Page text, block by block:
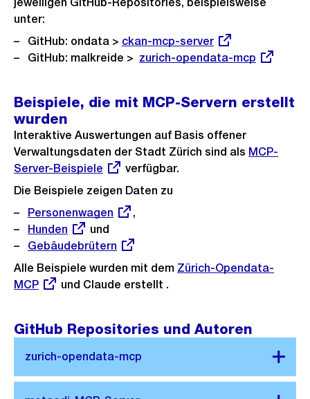
unter:
GitHub: ondata > Externer
Link:
ckan-mcp-server
GitHub: malkreide > Externer
zurich-opendata-mcp
Beispiele, die mit MCP-Servern erstellt
wurden
Interaktive Auswertungen auf Basis offener
Verwaltungsdaten der Stadt Zürich sind als Externer
MCP-
Server-Beispiele
verfügbar.
Die Beispiele zeigen Daten zu
Externer
Link:
Personenwagen
,
Externer
Link:
Hunden
und
Externer
Link:
Gebäudebrütern
Alle Beispiele wurden mit dem Externer
Zürich-Opendata-
MCP
und Claude erstellt .
GitHub Repositories und Autoren